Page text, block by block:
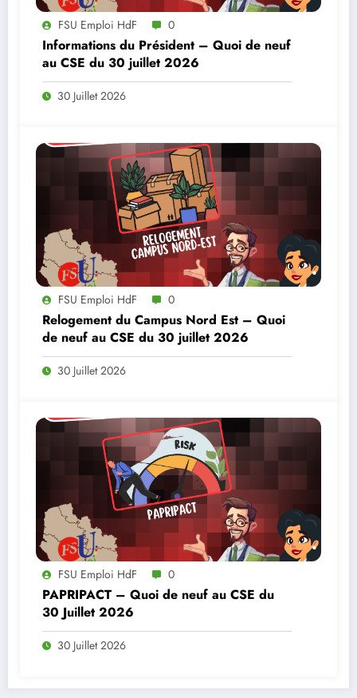
FSU Emploi HdF 0
Informations du Président – Quoi de neuf
au CSE du 30 juillet 2026
30 Juillet 2026
FSU Emploi HdF 0
Relogement du Campus Nord Est – Quoi
de neuf au CSE du 30 juillet 2026
30 Juillet 2026
FSU Emploi HdF 0
PAPRIPACT – Quoi de neuf au CSE du
30 Juillet 2026
30 Juillet 2026